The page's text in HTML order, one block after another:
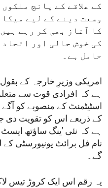
کے علاقے کے پانچ
وسعت دینے کے لیے
کا آغاز بھی کر رہے
کی خوش حالی اور
حامل ہے۔
امریکی وزیرِ خارجہ کے
ہے کہ افرادی قوت سے
اسٹیٹمنٹ کے منصوبے کو آگے
کے ذریعے اس کو تقویت دی
ہے کہ نئی 'ینگ ساؤتھ ایسٹ
گے۔
یہ رقم اس ایک کروڑ تیس